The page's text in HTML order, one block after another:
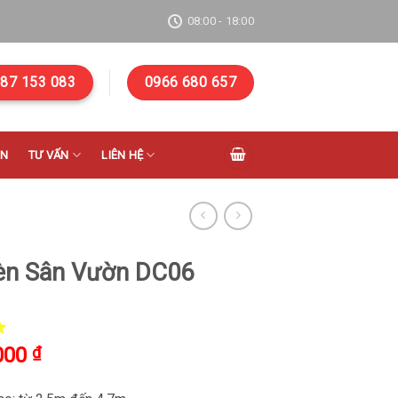
08:00 - 18:00
153 083 0966 680 657
TƯ VẤN LIÊN HỆ
Sân Vườn DC06
₫